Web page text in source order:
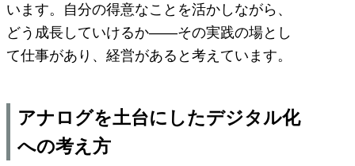
います。自分の得意なことを活かしながら、
どう成長していけるか――その実践の場とし
て仕事があり、経営があると考えています。
アナログを土台にしたデジタル化
への考え方